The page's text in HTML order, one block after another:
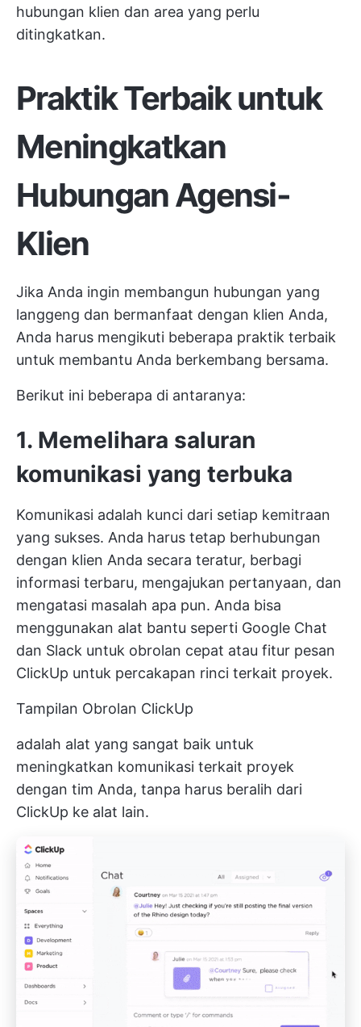
hubungan klien dan area yang perlu
ditingkatkan.
Praktik Terbaik untuk
Meningkatkan
Hubungan Agensi-
Klien
Jika Anda ingin membangun hubungan yang
langgeng dan bermanfaat dengan klien Anda,
Anda harus mengikuti beberapa praktik terbaik
untuk membantu Anda berkembang bersama.
Berikut ini beberapa di antaranya:
1. Memelihara saluran
komunikasi yang terbuka
Komunikasi adalah kunci dari setiap kemitraan
yang sukses. Anda harus tetap berhubungan
dengan klien Anda secara teratur, berbagi
informasi terbaru, mengajukan pertanyaan, dan
mengatasi masalah apa pun. Anda bisa
menggunakan alat bantu seperti Google Chat
dan Slack untuk obrolan cepat atau fitur pesan
ClickUp untuk percakapan rinci terkait proyek.
Tampilan Obrolan ClickUp
adalah alat yang sangat baik untuk
meningkatkan komunikasi terkait proyek
dengan tim Anda, tanpa harus beralih dari
ClickUp ke alat lain.